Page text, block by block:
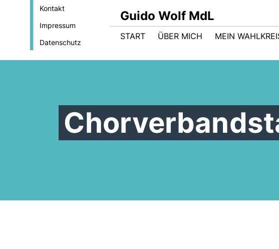
Kontakt
Impressum
Datenschutz
Guido Wolf MdL
START ÜBER MICH MEIN